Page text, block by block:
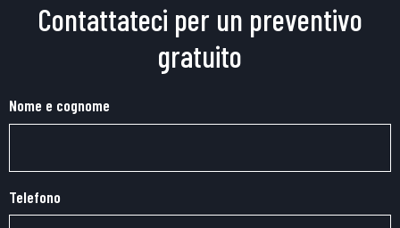
Contattateci per un preventivo
gratuito
Nome e cognome
Telefono